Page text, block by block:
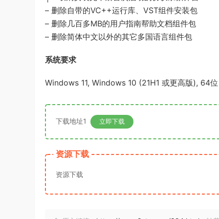
– 删除自带的VC++运行库、VST组件安装包
– 删除几百多MB的用户指南帮助文档组件包
– 删除简体中文以外的其它多国语言组件包
系统要求
Windows 11, Windows 10 (21H1 或更高版), 64位
下载地址1 立即下载
资源下载
资源下载